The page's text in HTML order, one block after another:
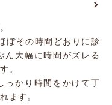
ぼその時間どおりに診
ん大幅に時間がズレる
。
っかり時間をかけて丁
ます。